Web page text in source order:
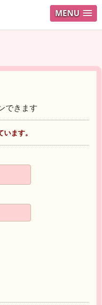
MENU
できます
ます。